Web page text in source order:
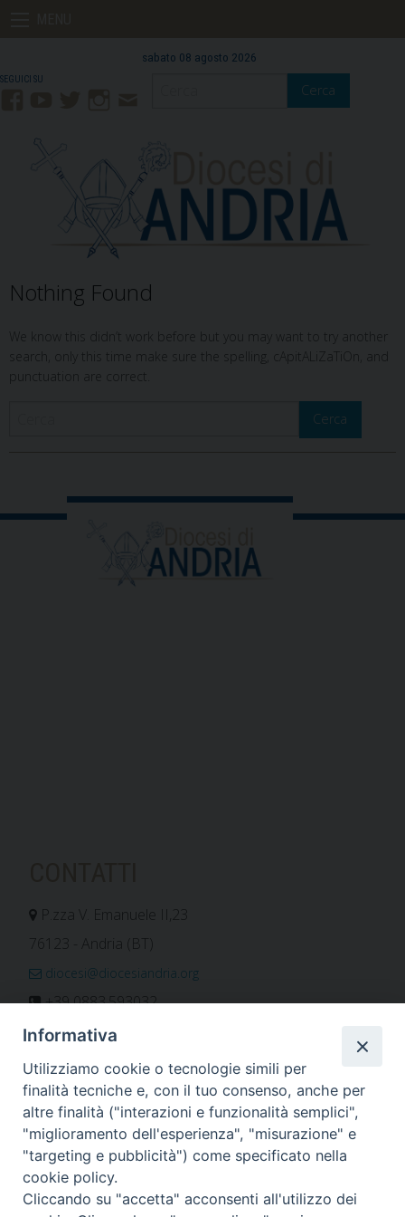
sabato 08 agosto 2026
Mail
Cerca
Nothing Found
We know this didn’t work before but you may want to try another
search, only this time make sure the spelling, cApitALiZaTiOn, and
punctuation are correct.
Cerca
P.zza V. Emanuele II,23
76123 - Andria (BT)
diocesi@diocesiandria.org
+39 0883.593032
+39 0883.592596
ORARIO E CALENDARI
Orari uffici
Calendario diocesano
Orario messe
Informativa
Utilizziamo cookie o tecnologie simili per
finalità tecniche e, con il tuo consenso, anche per
altre finalità ("interazioni e funzionalità semplici",
"miglioramento dell'esperienza", "misurazione" e
"targeting e pubblicità") come specificato nella
cookie policy.
Cliccando su "accetta" acconsenti all'utilizzo dei